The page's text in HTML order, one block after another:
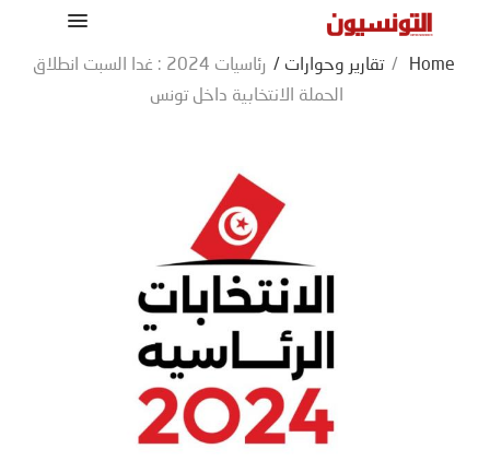
Home
/ تقارير وحوارات /
رئاسيات 2024 : غدا السبت انطلاق
الحملة الانتخابية داخل تونس